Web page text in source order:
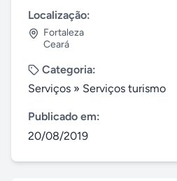
Localização:
Fortaleza
Ceará
Categoria:
Serviços » Serviços turismo
Publicado em:
20/08/2019